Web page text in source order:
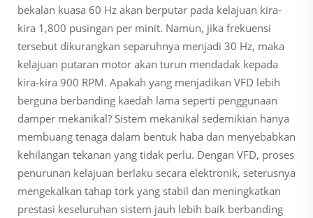
bekalan kuasa 60 Hz akan berputar pada kelajuan kira-
kira 1,800 pusingan per minit. Namun, jika frekuensi
tersebut dikurangkan separuhnya menjadi 30 Hz, maka
kelajuan putaran motor akan turun mendadak kepada
kira-kira 900 RPM. Apakah yang menjadikan VFD lebih
berguna berbanding kaedah lama seperti penggunaan
damper mekanikal? Sistem mekanikal sedemikian hanya
membuang tenaga dalam bentuk haba dan menyebabkan
kehilangan tekanan yang tidak perlu. Dengan VFD, proses
penurunan kelajuan berlaku secara elektronik, seterusnya
mengekalkan tahap tork yang stabil dan meningkatkan
prestasi keseluruhan sistem jauh lebih baik berbanding